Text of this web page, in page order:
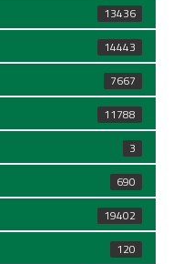
13436
14443
7667
11788
3
690
19402
120